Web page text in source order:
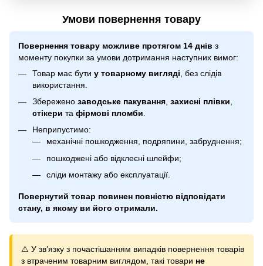
Умови повернення товару
Повернення товару можливе протягом 14 днів з
моменту покупки за умови дотримання наступних вимог:
Товар має бути у товарному вигляді , без слідів
використання.
Збережено заводське пакування захисні плівки
стікери та фірмові пломби
Неприпустимо:
механічні пошкодження, подряпини, забруднення;
пошкоджені або відклеєні шлейфи;
сліди монтажу або експлуатації.
Повернутий товар повинен повністю відповідати
стану, в якому ви його отримали.
⚠️ У зв’язку з почастішанням випадків повернення товарів
з втраченим товарним виглядом, такі товари не